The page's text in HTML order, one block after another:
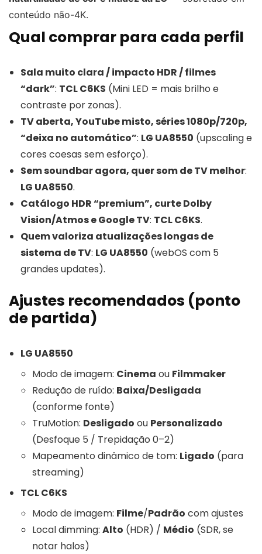
conteúdo não-4K.
Qual comprar para cada perfil
Sala muito clara / impacto HDR / filmes
“dark”: TCL C6KS (Mini LED = mais brilho e
contraste por zonas).
TV aberta, YouTube misto, séries 1080p/720p,
“deixa no automático”: LG UA8550 (upscaling e
cores coesas sem esforço).
Sem soundbar agora, quer som de TV melhor:
LG UA8550.
Catálogo HDR “premium”, curte Dolby
Vision/Atmos e Google TV: TCL C6KS.
Quem valoriza atualizações longas de
sistema de TV: LG UA8550 (webOS com 5
grandes updates).
Ajustes recomendados (ponto
de partida)
LG UA8550
Modo de imagem: Cinema ou Filmmaker
Redução de ruído: Baixa/Desligada
(conforme fonte)
TruMotion: Desligado ou Personalizado
(Desfoque 5 / Trepidação 0–2)
Mapeamento dinâmico de tom: Ligado (para
streaming)
TCL C6KS
Modo de imagem: Filme/Padrão com ajustes
Local dimming: Alto (HDR) / Médio (SDR, se
notar halos)